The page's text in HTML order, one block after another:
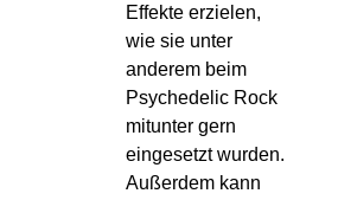
Effekte erzielen,
wie sie unter
anderem beim
Psychedelic Rock
mitunter gern
eingesetzt wurden.
Außerdem kann